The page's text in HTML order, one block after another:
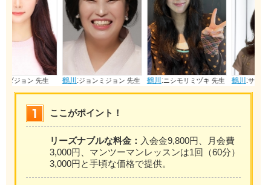
鶴川:ジョンミジョン 先生 鶴川:ニシモリミヅキ 先生 鶴川:サイトウリノ 先生
ここがポイント！
リーズナブルな料金： 入会金9,800円、月会費
3,000円、マンツーマンレッスンは1回（60分）
3,000円と手頃な価格で提供。